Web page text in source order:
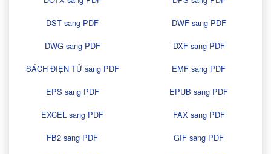
DST sang PDF
DWF sang PDF
DWG sang PDF
DXF sang PDF
SÁCH ĐIỆN TỬ sang PDF
EMF sang PDF
EPS sang PDF
EPUB sang PDF
EXCEL sang PDF
FAX sang PDF
FB2 sang PDF
GIF sang PDF